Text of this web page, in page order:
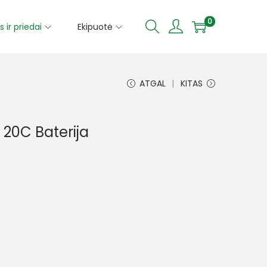
ir priedai Ekipuotė 0
ATGAL KITAS
20C Baterija